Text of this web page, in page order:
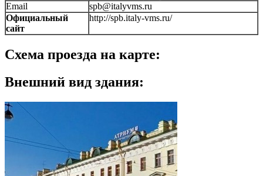
Email
spb@italyvms.ru
Официальный
сайт
http://spb.italy-vms.ru/
Схема проезда на карте:
Внешний вид здания: